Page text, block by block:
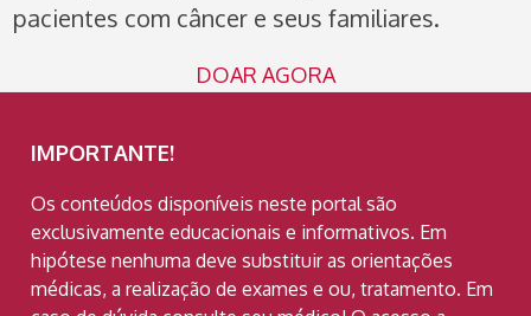
pacientes com câncer e seus familiares.
DOAR AGORA
IMPORTANTE!
Os conteúdos disponíveis neste portal são
exclusivamente educacionais e informativos. Em
hipótese nenhuma deve substituir as orientações
médicas, a realização de exames e ou, tratamento. Em